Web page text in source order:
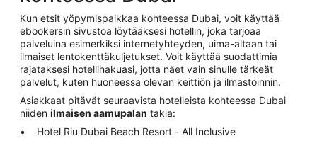
Kun etsit yöpymispaikkaa kohteessa Dubai, voit käyttää
ebookersin sivustoa löytääksesi hotellin, joka tarjoaa
palveluina esimerkiksi internetyhteyden, uima-altaan tai
ilmaiset lentokenttäkuljetukset. Voit käyttää suodattimia
rajataksesi hotellihakuasi, jotta näet vain sinulle tärkeät
palvelut, kuten huoneessa olevan keittiön ja ilmastoinnin.
Asiakkaat pitävät seuraavista hotelleista kohteessa Dubai
niiden ilmaisen aamupalan takia:
Hotel Riu Dubai Beach Resort - All Inclusive